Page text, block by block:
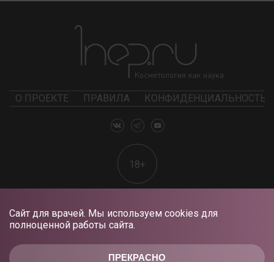
ПРЕКРАСНО
Сайт для врачей. Мы используем cookies для
полноценной работы сайта.
О ПРОЕКТЕ ПРАВИЛА КОНФИДЕНЦИАЛЬНОСТЬ
18+